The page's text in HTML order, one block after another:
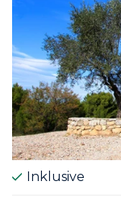
Inklusive